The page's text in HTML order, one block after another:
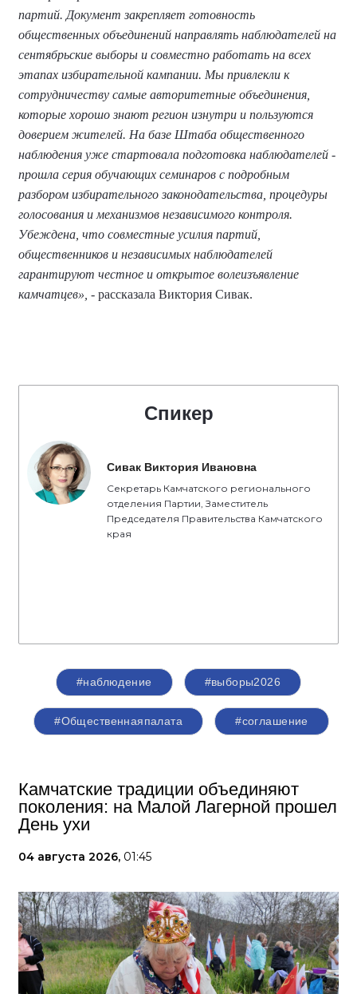
партий. Документ закрепляет готовность
общественных объединений направлять наблюдателей на
сентябрьские выборы и совместно работать на всех
этапах избирательной кампании. Мы привлекли к
сотрудничеству самые авторитетные объединения,
которые хорошо знают регион изнутри и пользуются
доверием жителей. На базе Штаба общественного
наблюдения уже стартовала подготовка наблюдателей -
прошла серия обучающих семинаров с подробным
разбором избирательного законодательства, процедуры
голосования и механизмов независимого контроля.
Убеждена, что совместные усилия партий,
общественников и независимых наблюдателей
гарантируют честное и открытое волеизъявление
камчатцев», - рассказала Виктория Сивак.
Спикер
Сивак Виктория Ивановна
Секретарь Камчатского регионального
отделения Партии, Заместитель
Председателя Правительства Камчатского
края
#наблюдение #выборы2026
#Общественнаяпалата #соглашение
Камчатские традиции объединяют
поколения: на Малой Лагерной прошел
День ухи
04 августа 2026, 01:45